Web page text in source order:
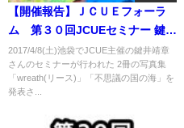
【開催報告】ＪＣＵＥフォーラ
ム 第３０回JCUEセミナー 鍵井
靖章フォト＆トーク ～私の大切
なフォトフィールドで生まれた
新しい写真集 ～
2017/4/8(土)池袋でJCUE主催の鍵井靖章
さんのセミナーが行われた 2冊の写真集
「wreath(リース)」「不思議の国の海」を
発表さ...